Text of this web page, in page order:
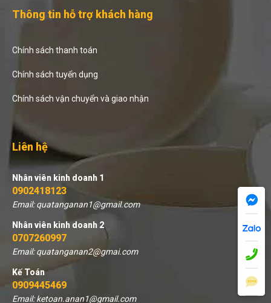
Thông tin hỗ trợ khách hàng
Chính sách thanh toán
Chính sách tuyển dụng
Chính sách vận chuyển và giao nhận
Liên hệ
Nhân viên kinh doanh 1
0902418123
Email: quatanganan1@gmail.com
Nhân viên kinh doanh 2
0707260997
Email: quatanganan2@gmai.com
Kế Toán
0909445469
Email: ketoan.anan1@gmail.com